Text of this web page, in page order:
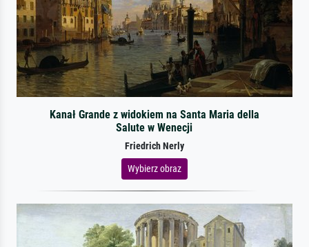
Kanał Grande z widokiem na Santa Maria della
Salute w Wenecji
Friedrich Nerly
Wybierz obraz